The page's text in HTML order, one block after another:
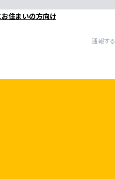
住まいの方向け
通報する